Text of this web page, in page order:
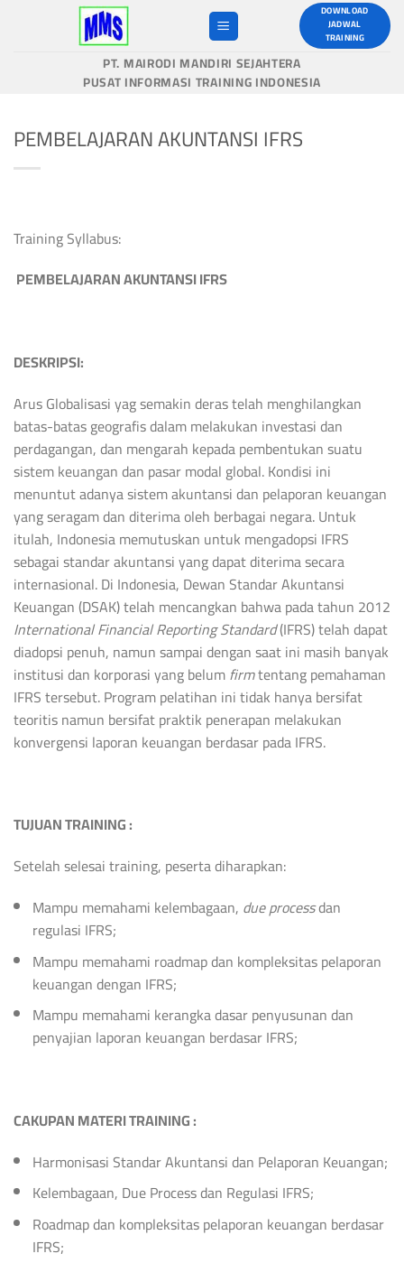
DOWNLOAD
JADWAL
TRAINING
PT. MAIRODI MANDIRI SEJAHTERA
PUSAT INFORMASI TRAINING INDONESIA
PEMBELAJARAN AKUNTANSI IFRS
Training Syllabus:
PEMBELAJARAN AKUNTANSI IFRS
DESKRIPSI:
Arus Globalisasi yag semakin deras telah menghilangkan
batas-batas geografis dalam melakukan investasi dan
perdagangan, dan mengarah kepada pembentukan suatu
sistem keuangan dan pasar modal global. Kondisi ini
menuntut adanya sistem akuntansi dan pelaporan keuangan
yang seragam dan diterima oleh berbagai negara. Untuk
itulah, Indonesia memutuskan untuk mengadopsi IFRS
sebagai standar akuntansi yang dapat diterima secara
internasional. Di Indonesia, Dewan Standar Akuntansi
Keuangan (DSAK) telah mencangkan bahwa pada tahun 2012
International Financial Reporting Standard(IFRS) telah dapat
diadopsi penuh, namun sampai dengan saat ini masih banyak
institusi dan korporasi yang belumfirmtentang pemahaman
IFRS tersebut. Program pelatihan ini tidak hanya bersifat
teoritis namun bersifat praktik penerapan melakukan
konvergensi laporan keuangan berdasar pada IFRS.
TUJUANTRAINING:
Setelah selesai training, peserta diharapkan:
Mampu memahami kelembagaan, due processdan
regulasi IFRS;
Mampu memahami roadmap dan kompleksitas pelaporan
keuangan dengan IFRS;
Mampu memahami kerangka dasar penyusunan dan
penyajian laporan keuangan berdasar IFRS;
CAKUPAN MATERI TRAINING:
Harmonisasi Standar Akuntansi dan Pelaporan Keuangan;
Kelembagaan, Due Process dan Regulasi IFRS;
Roadmap dan kompleksitas pelaporan keuangan berdasar
IFRS;